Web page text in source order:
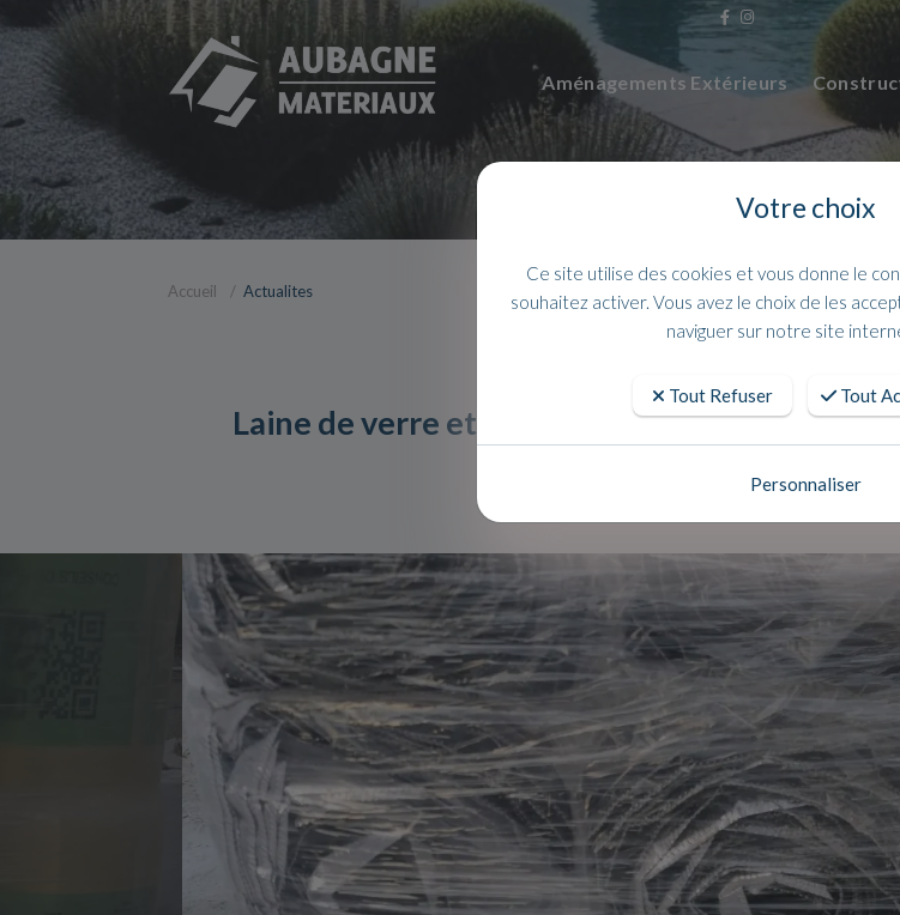
Aménagements Extérieurs
Accueil Actualites
Laine de verre et isolant mince pour
Votre choix
Ce site utilise des cookies et vous donne le
souhaitez activer. Vous avez le choix de les
naviguer sur notre site
Tout Refuser Tout
Personnaliser